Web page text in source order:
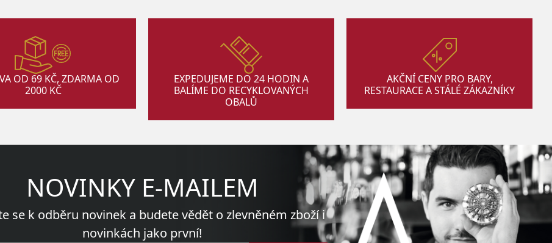
OD 69 KČ, ZDARMA OD
2000 KČ
EXPEDUJEME DO 24 HODIN A
BALÍME DO RECYKLOVANÝCH
OBALŮ
AKČNÍ CENY PRO BARY,
RESTAURACE A STÁLÉ ZÁKAZNÍKY
NOVINKY E-MAILEM
se k odběru novinek a budete vědět o zlevněném zboží i
novinkách jako první!